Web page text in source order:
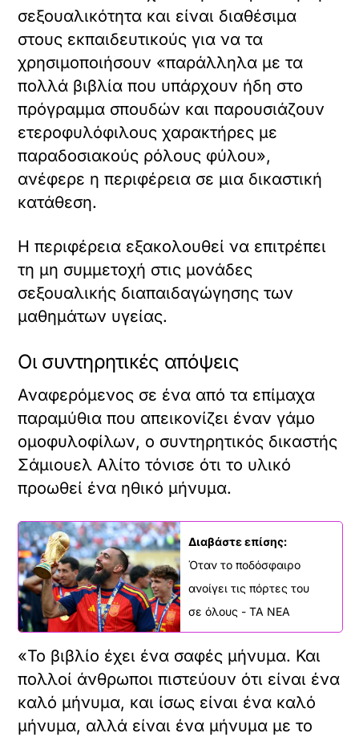
σεξουαλικότητα και είναι διαθέσιμα
στους εκπαιδευτικούς για να τα
χρησιμοποιήσουν «παράλληλα με τα
πολλά βιβλία που υπάρχουν ήδη στο
πρόγραμμα σπουδών και παρουσιάζουν
ετεροφυλόφιλους χαρακτήρες με
παραδοσιακούς ρόλους φύλου»,
ανέφερε η περιφέρεια σε μια δικαστική
κατάθεση.
Η περιφέρεια εξακολουθεί να επιτρέπει
τη μη συμμετοχή στις μονάδες
σεξουαλικής διαπαιδαγώγησης των
μαθημάτων υγείας.
Οι συντηρητικές απόψεις
Αναφερόμενος σε ένα από τα επίμαχα
παραμύθια που απεικονίζει έναν γάμο
ομοφυλοφίλων, ο συντηρητικός δικαστής
Σάμιουελ Αλίτο τόνισε ότι το υλικό
προωθεί ένα ηθικό μήνυμα.
Διαβάστε επίσης:
Όταν το ποδόσφαιρο
ανοίγει τις πόρτες του
σε όλους - ΤΑ ΝΕΑ
«Το βιβλίο έχει ένα σαφές μήνυμα. Και
πολλοί άνθρωποι πιστεύουν ότι είναι ένα
καλό μήνυμα, και ίσως είναι ένα καλό
μήνυμα, αλλά είναι ένα μήνυμα με το